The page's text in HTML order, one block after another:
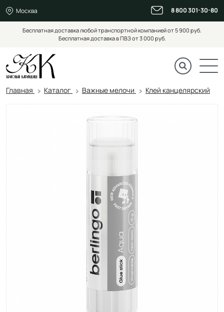
Москва 8 800 301-30-80
Бесплатная доставка любой транспортной компанией от 5 900 руб.
Бесплатная доставка в ПВЗ от 3 000 руб.
Главная Каталог Важные мелочи Клей канцелярский